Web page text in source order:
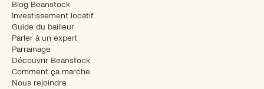
Blog Beanstock
Investissement locatif
Guide du bailleur
Parler à un expert
Parrainage
Découvrir Beanstock
Comment ça marche
Nous rejoindre